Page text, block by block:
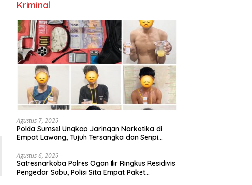
Kriminal
Agustus 7, 2026
Polda Sumsel Ungkap Jaringan Narkotika di
Empat Lawang, Tujuh Tersangka dan Senpi
Agustus 6, 2026
Satresnarkoba Polres Ogan Ilir Ringkus Residivis
Pengedar Sabu, Polisi Sita Empat Paket